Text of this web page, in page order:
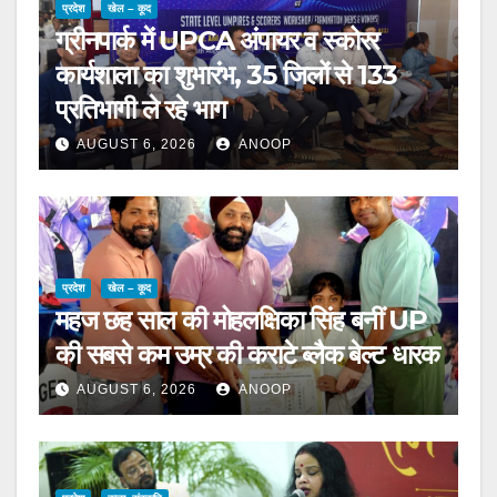
प्रदेश खेल – कूद
ग्रीनपार्क में UPCA अंपायर व स्कोरर
कार्यशाला का शुभारंभ, 35 जिलों से 133
प्रतिभागी ले रहे भाग
AUGUST 6, 2026 ANOOP
प्रदेश खेल – कूद
महज छह साल की मोहलक्षिका सिंह बनीं UP
की सबसे कम उम्र की कराटे ब्लैक बेल्ट धारक
AUGUST 6, 2026 ANOOP